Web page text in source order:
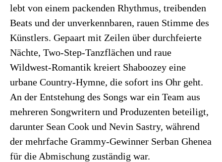
lebt von einem packenden Rhythmus, treibenden
Beats und der unverkennbaren, rauen Stimme des
Künstlers. Gepaart mit Zeilen über durchfeierte
Nächte, Two-Step-Tanzflächen und raue
Wildwest-Romantik kreiert Shaboozey eine
urbane Country-Hymne, die sofort ins Ohr geht.
An der Entstehung des Songs war ein Team aus
mehreren Songwritern und Produzenten beteiligt,
darunter Sean Cook und Nevin Sastry, während
der mehrfache Grammy-Gewinner Serban Ghenea
für die Abmischung zuständig war.